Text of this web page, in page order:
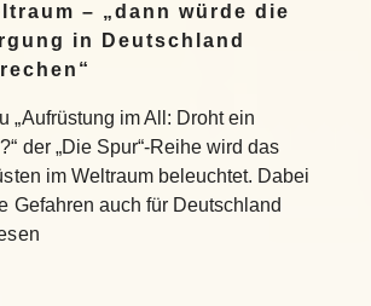
– „dann würde die
in Deutschland
„Aufrüstung im All: Droht ein
der „Die Spur“-Reihe wird das
im Weltraum beleuchtet. Dabei
Gefahren auch für Deutschland